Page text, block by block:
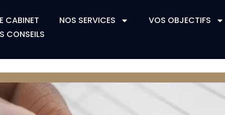
CABINET NOS SERVICES
VOS OBJECTIFS
CONSEILS